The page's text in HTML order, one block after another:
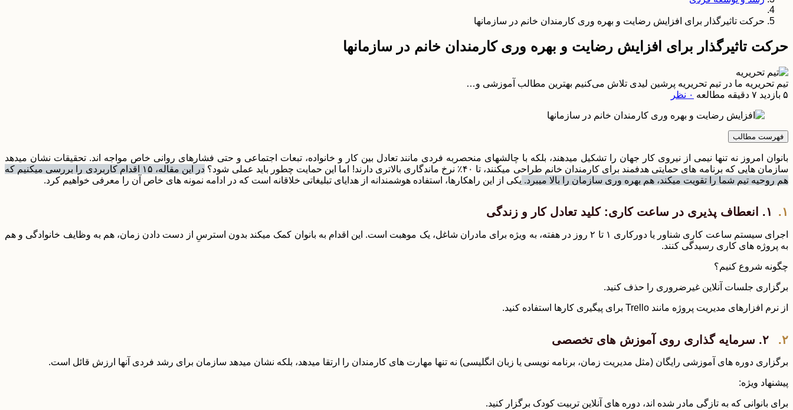
حرکت تاثیرگذار برای افزایش رضایت و بهره وری کارمندان خانم در سازمانها
حرکت تاثیرگذار برای افزایش رضایت و بهره وری کارمندان خانم در سازمانها
تیم تحریریه ما در تیم تحریریه پرشین لیدی تلاش می‌کنیم بهترین مطالب آموزشی و…
۵ بازدید
۷ دقیقه مطالعه ۰ نظر
فهرست مطالب
بانوان امروز نه تنها نیمی از نیروی کار جهان را تشکیل میدهند، بلکه با چالشهای منحصربه فردی مانند تعادل بین کار و خانواده، تبعات اجتماعی و حتی فشارهای روانی خاص مواجه اند. تحقیقات نشان میدهد
سازمان هایی که برنامه های حمایتی هدفمند برای کارمندان خانم طراحی میکنند، تا ۴۰٪ نرخ ماندگاری بالاتری دارند! اما این حمایت چطور باید عملی شود؟
در این مقاله، ۱۵ اقدام کاربردی را بررسی میکنیم که
هم روحیه تیم شما را تقویت میکند، هم بهره وری سازمان را بالا میبرد. یکی از این راهکارها، استفاده هوشمندانه از هدایای تبلیغاتی خلاقانه است که در ادامه نمونه های خاص آن را معرفی خواهیم کرد.
۱. انعطاف پذیری در ساعت کاری: کلید تعادل کار و زندگی
اجرای سیستم ساعت کاری شناور یا دورکاری ۱ تا ۲ روز در هفته، به ویژه برای مادران شاغل، یک موهبت است. این اقدام به بانوان کمک میکند بدون استرسِ از دست دادن زمان، هم به وظایف خانوادگی و هم
به پروژه های کاری رسیدگی کنند.
چگونه شروع کنیم؟
برگزاری جلسات آنلاین غیرضروری را حذف کنید.
از نرم افزارهای مدیریت پروژه مانند Trello برای پیگیری کارها استفاده کنید.
برگزاری دوره های آموزشی رایگان (مثل مدیریت زمان، برنامه نویسی یا زبان انگلیسی) نه تنها مهارت های کارمندان را ارتقا میدهد، بلکه نشان میدهد سازمان برای رشد فردی آنها ارزش قائل است.
پیشنهاد ویژه:
برای بانوانی که به تازگی مادر شده اند، دوره های آنلاین تربیت کودک برگزار کنید.